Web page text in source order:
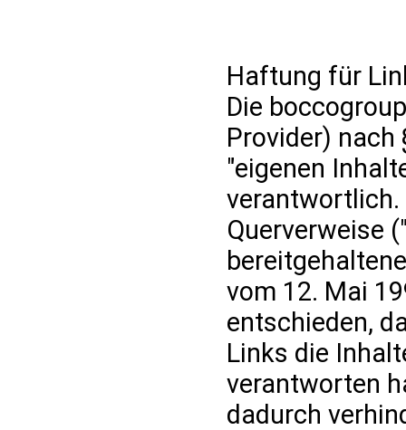
Haftung für
Die
Provider) nach
"eigenen
verantwortlich.
Querverweise
vom 12. Mai
entschieden,
Links die
verantworten
dadurch